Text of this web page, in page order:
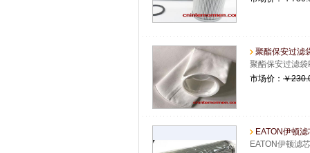
聚酯保安过滤
聚酯保安过滤
市场价： ￥
EATON伊顿
EATON伊顿滤